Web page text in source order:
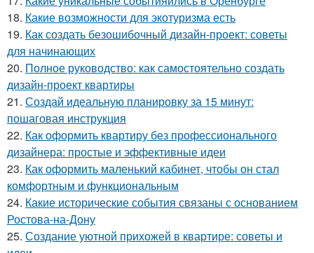
18. Какие возможности для экотуризма есть
19. Как создать безошибочный дизайн-проект: советы
для начинающих
20. Полное руководство: как самостоятельно создать
дизайн-проект квартиры
21. Создай идеальную планировку за 15 минут:
пошаговая инструкция
22. Как оформить квартиру без профессионального
дизайнера: простые и эффективные идеи
23. Как оформить маленький кабинет, чтобы он стал
комфортным и функциональным
24. Какие исторические события связаны с основанием
Ростова-на-Дону
25. Создание уютной прихожей в квартире: советы и